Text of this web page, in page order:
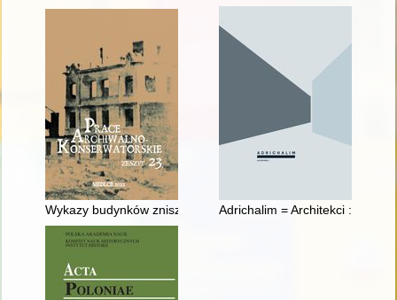
Wykazy budynków zniszczonych w Siedlcach podczas
Adrichalim = Architekci :